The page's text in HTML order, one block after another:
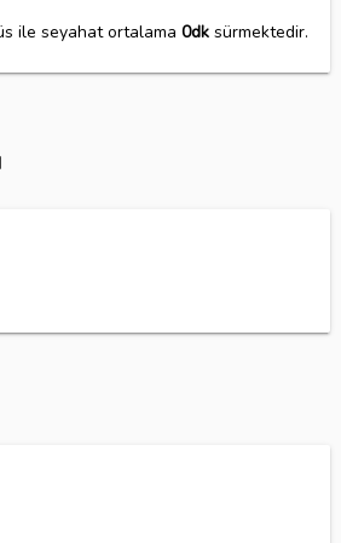
ile seyahat ortalama 0dksürmektedir.